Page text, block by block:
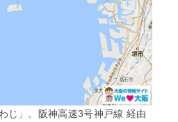
じ」。阪神高速3号神戸線 経由